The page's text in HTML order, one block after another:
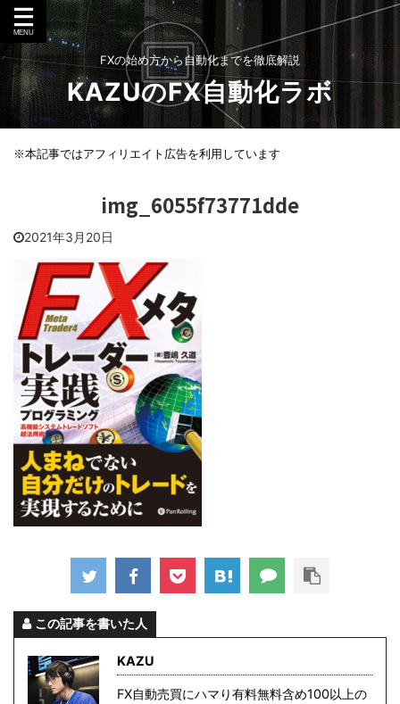
FXの始め方から自動化までを徹底解説
KAZUのFX自動化ラボ
※本記事ではアフィリエイト広告を利用しています
img_6055f73771dde
2021年3月20日
この記事を書いた人
KAZU
FX自動売買にハマり有料無料含め100以上の